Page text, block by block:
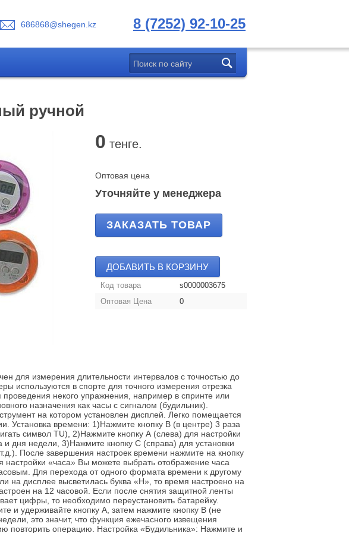
686868@shegen.kz 8 (7252) 92-10-25
ручной
0 тенге.
Оптовая цена
Уточняйте у менеджера
ЗАКАЗАТЬ ТОВАР
ДОБАВИТЬ В КОРЗИНУ
Код товара
s0000003675
Оптовая Цена
0
для измерения длительности интервалов с точностью до
используются в спорте для точного измерения отрезка
некого упражнения, например в спринте или
назначения как часы с сигналом (будильник).
на котором установлен дисплей. Легко помещается
Установка времени: 1)Нажмите кнопку В (в центре) 3 раза
символ TU), 2)Нажмите кнопку А (слева) для настройки
дня недели, 3)Нажмите кнопку С (справа) для установки
После завершения настроек времени нажмите на кнопку
«часа» Вы можете выбрать отображение часа
Для перехода от одного формата времени к другому
на дисплее высветилась буква «Н», то время настроено на
на 12 часовой. Если после снятия защитной ленты
цифры, то необходимо переустановить батарейку.
и удерживайте кнопку А, затем нажмите кнопку В (не
это значит, что функция ежечасного извещения
повторить операцию. Настройка «Будильника»: Нажмите и